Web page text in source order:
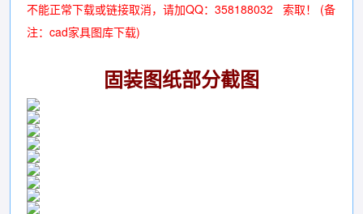
不能正常下载或链接取消，请加QQ：358188032 索取！ (备
注： cad家具图库下载)
固装图纸部分截图